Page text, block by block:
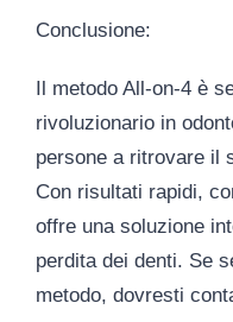
Conclusione:
Il metodo All-on-4 è
rivoluzionario in
persone a ritrovare il
Con risultati rapidi,
offre una soluzione
perdita dei denti. Se
metodo, dovresti